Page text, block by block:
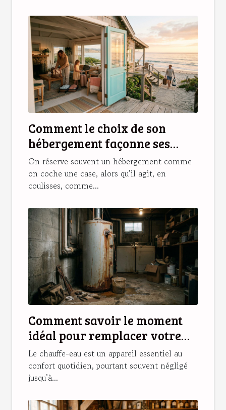
Comment le choix de son
hébergement façonne ses
souvenirs de vacances
On réserve souvent un hébergement comme
on coche une case, alors qu’il agit, en
coulisses, comme...
Comment savoir le moment
idéal pour remplacer votre
chauffe-eau ?
Le chauffe-eau est un appareil essentiel au
confort quotidien, pourtant souvent négligé
jusqu’à...